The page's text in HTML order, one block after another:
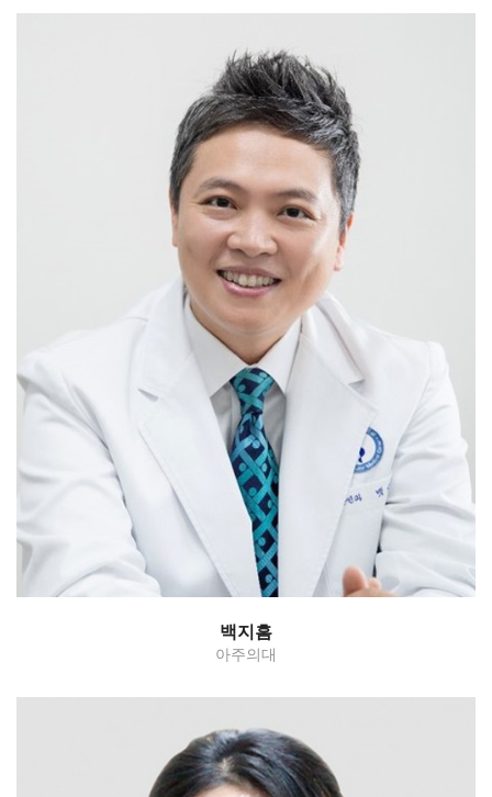
Myomectomy / hysterectomy-benign
백지흠
아주의대